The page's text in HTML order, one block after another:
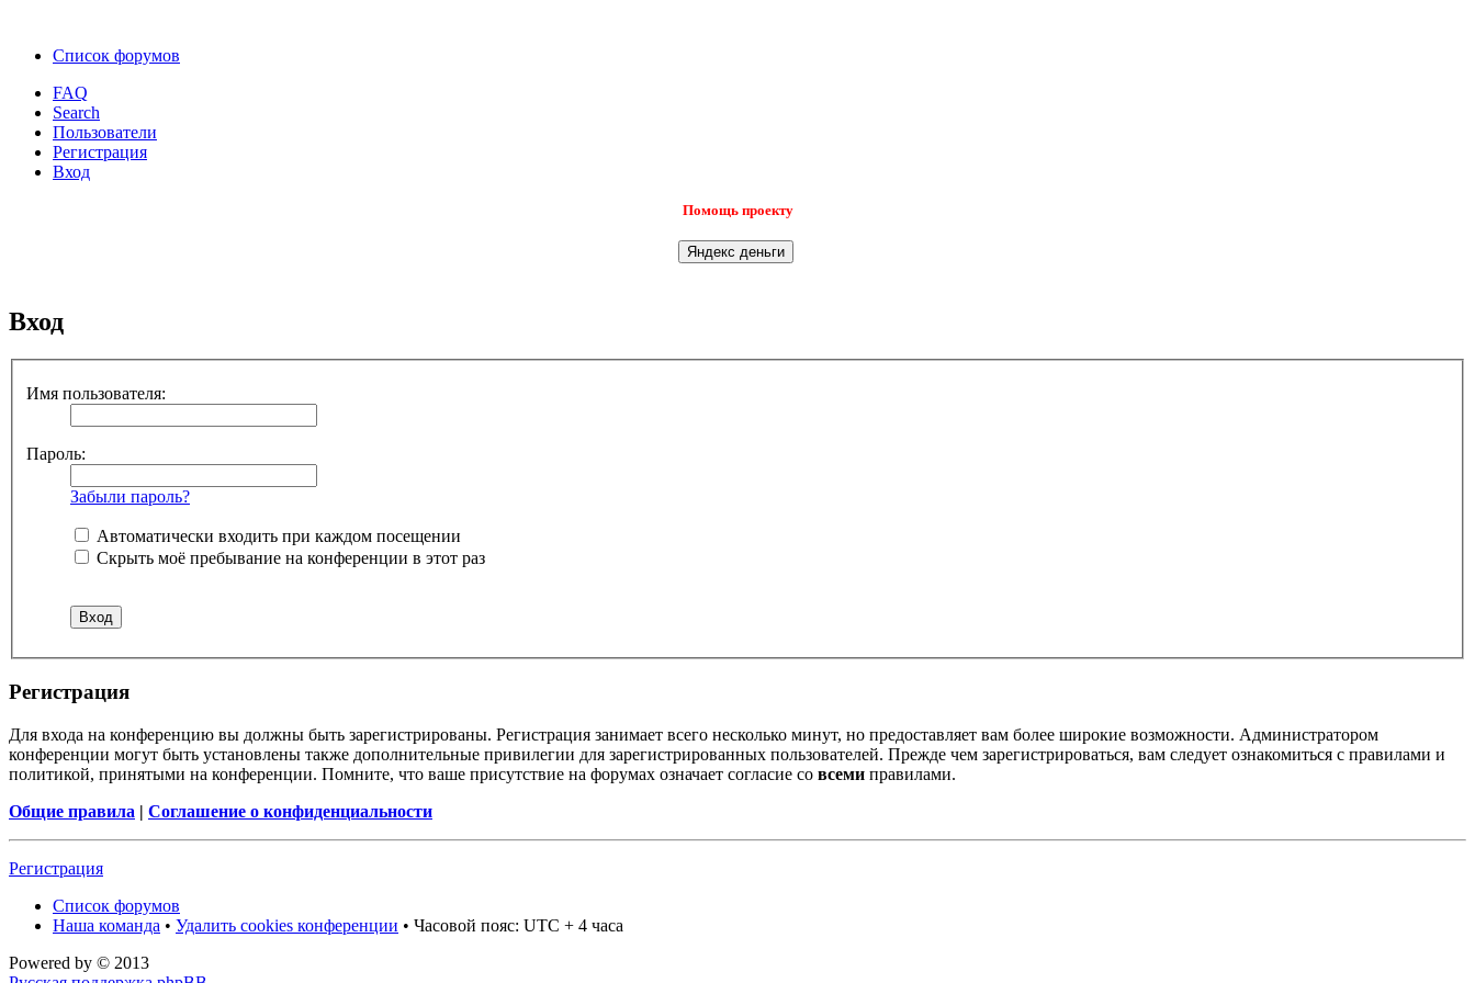
Список форумов
FAQ
Search
Пользователи
Регистрация
Вход
Помощь проекту
Вход
Имя пользователя:
Пароль:
Забыли пароль?
Автоматически входить при каждом посещении
Скрыть моё пребывание на конференции в этот раз
Регистрация
Для входа на конференцию вы должны быть зарегистрированы. Регистрация занимает всего несколько минут, но предоставляет вам более широкие возможности. Администратором
конференции могут быть установлены также дополнительные привилегии для зарегистрированных пользователей. Прежде чем зарегистрироваться, вам следует ознакомиться с правилами и
политикой, принятыми на конференции. Помните, что ваше присутствие на форумах означает согласие со всеми правилами.
Общие правила | Соглашение о конфиденциальности
Регистрация
Список форумов
Наша команда • Удалить cookies конференции • Часовой пояс: UTC + 4 часа
Powered by © 2013